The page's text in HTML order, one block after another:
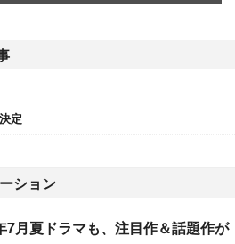
定
ション
7月夏ドラマも、注目作＆話題作が